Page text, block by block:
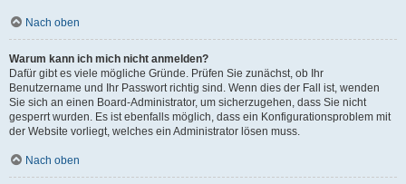
Nach oben
Warum kann ich mich nicht anmelden?
Dafür gibt es viele mögliche Gründe. Prüfen Sie zunächst, ob Ihr
Benutzername und Ihr Passwort richtig sind. Wenn dies der Fall ist, wenden
Sie sich an einen Board-Administrator, um sicherzugehen, dass Sie nicht
gesperrt wurden. Es ist ebenfalls möglich, dass ein Konfigurationsproblem mit
der Website vorliegt, welches ein Administrator lösen muss.
Nach oben